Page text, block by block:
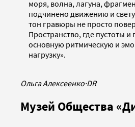
моря, волна, лагуна,
подчинено движению и
тон гравюры не просто
Пространство, где пустоты и
основную ритмическую и
нагрузку».
Ольга Алексеенко·DR
Музей Общества